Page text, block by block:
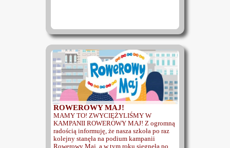
ROWEROWY MAJ!
MAMY TO! ZWYCIĘŻYLIŚMY W
KAMPANII ROWEROWY MAJ! Z ogromną
radością informuję, że nasza szkoła po raz
kolejny stanęła na podium kampanii
Rowerowy Maj, a w tym roku sięgnęła po